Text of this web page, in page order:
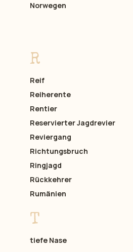
Norwegen
R
Reif
Reiherente
Rentier
Reservierter Jagdrevier
Reviergang
Richtungsbruch
Ringjagd
Rückkehrer
Rumänien
T
tiefe Nase